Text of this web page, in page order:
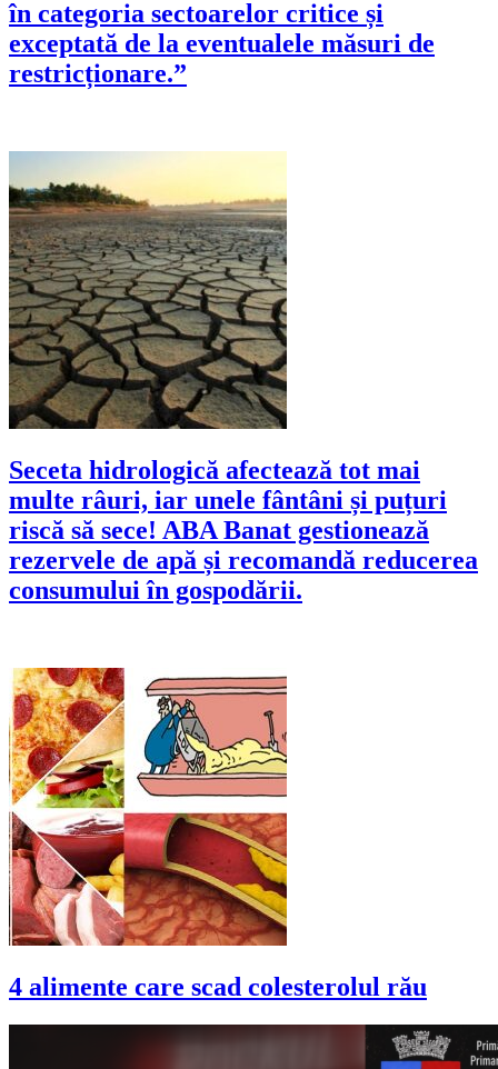
în categoria sectoarelor critice și
exceptată de la eventualele măsuri de
restricționare.”
Seceta hidrologică afectează tot mai
multe râuri, iar unele fântâni și puțuri
riscă să sece! ABA Banat gestionează
rezervele de apă și recomandă reducerea
consumului în gospodării.
4 alimente care scad colesterolul rău